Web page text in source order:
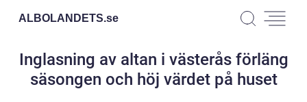
ALBOLANDETS.se
Inglasning av altan i västerås förläng
säsongen och höj värdet på huset